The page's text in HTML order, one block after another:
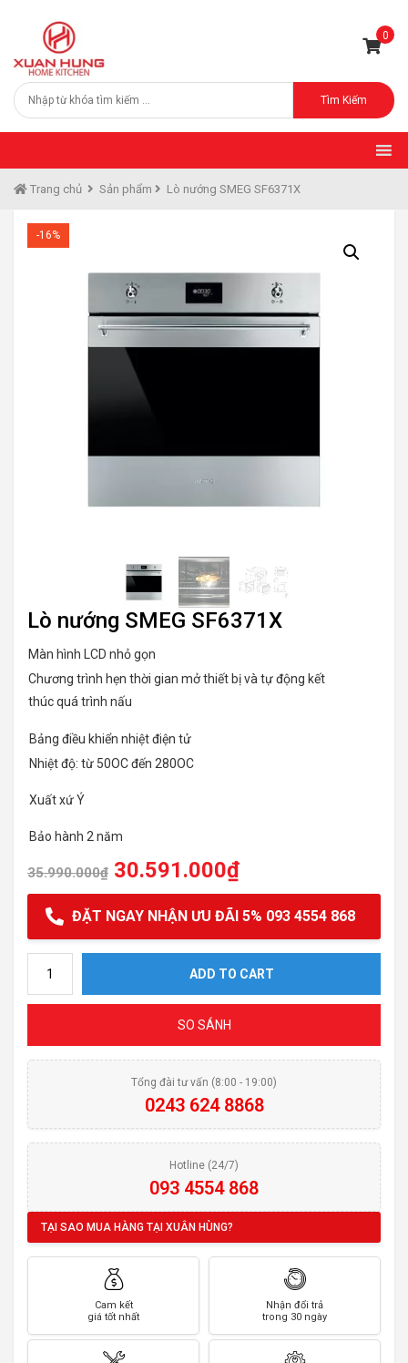
0
Tìm Kiếm
Trang chủ Sản phẩm Lò nướng SMEG SF6371X
-16%
Lò nướng SMEG SF6371X
Màn hình LCD nhỏ gọn
Chương trình hẹn thời gian mở thiết bị và tự động kết
thúc quá trình nấu
Bảng điều khiển nhiệt điện tử
Nhiệt độ: từ 50OC đến 280OC
Xuất xứ Ý
Bảo hành 2 năm
35.990.000₫ 30.591.000₫
ĐẶT NGAY NHẬN ƯU ĐÃI 5% 093 4554 868
ADD TO CART
SO SÁNH
Tổng đài tư vấn (8:00 - 19:00)
0243 624 8868
Hotline (24/7)
093 4554 868
TẠI SAO MUA HÀNG TẠI XUÂN HÙNG?
Cam kết
giá tốt nhất
Nhận đổi trả
trong 30 ngày